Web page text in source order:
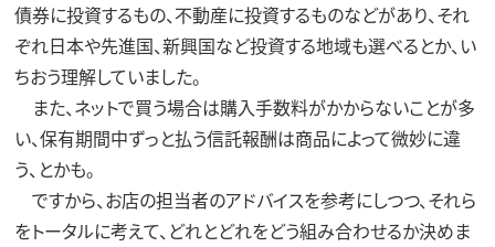
債券に投資するもの、不動産に投資するものなどがあり、それ
ぞれ日本や先進国、新興国など投資する地域も選べるとか、い
ちおう理解していました。
また、ネットで買う場合は購入手数料がかからないことが多
い、保有期間中ずっと払う信託報酬は商品によって微妙に違
う、とかも。
ですから、お店の担当者のアドバイスを参考にしつつ、それら
をトータルに考えて、どれとどれをどう組み合わせるか決めま